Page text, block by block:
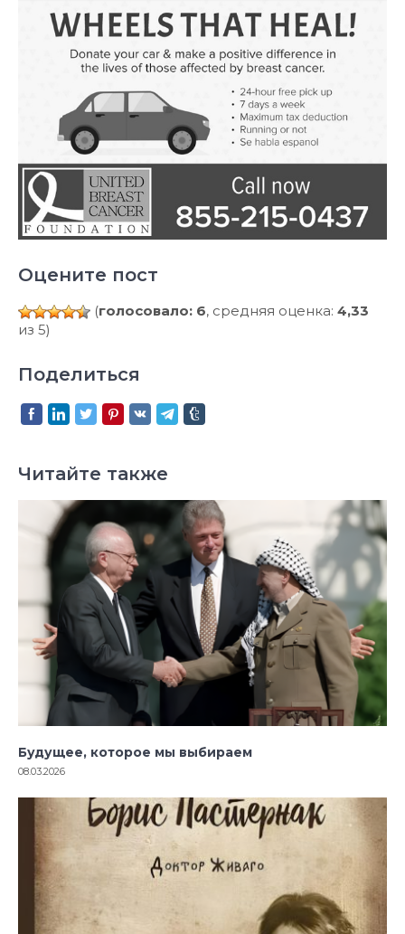
Оцените пост
(голосовало: 6, средняя оценка: 4,33
из 5)
Поделиться
Читайте также
Будущее, которое мы выбираем
08.03.2026